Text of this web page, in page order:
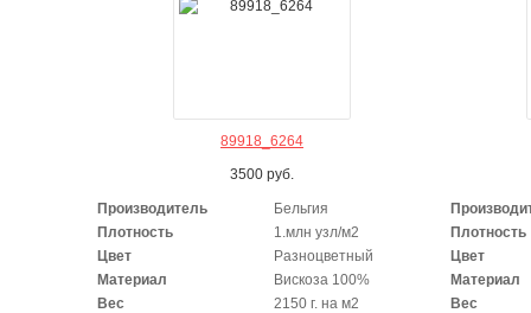
89918_6264
3500 руб.
Производитель
Бельгия
Плотность
1.млн узл/м2
Цвет
Разноцветный
Материал
Вискоза 100%
Вес
2150 г. на м2
Плотность
Цвет
Материал
Вес